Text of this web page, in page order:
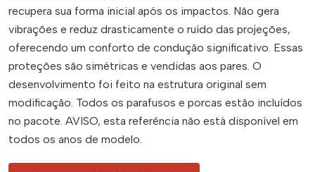
recupera sua forma inicial após os impactos. Não gera
vibrações e reduz drasticamente o ruído das projeções,
oferecendo um conforto de condução significativo. Essas
proteções são simétricas e vendidas aos pares. O
desenvolvimento foi feito na estrutura original sem
modificação. Todos os parafusos e porcas estão incluídos
no pacote. AVISO, esta referência não está disponível em
todos os anos de modelo.